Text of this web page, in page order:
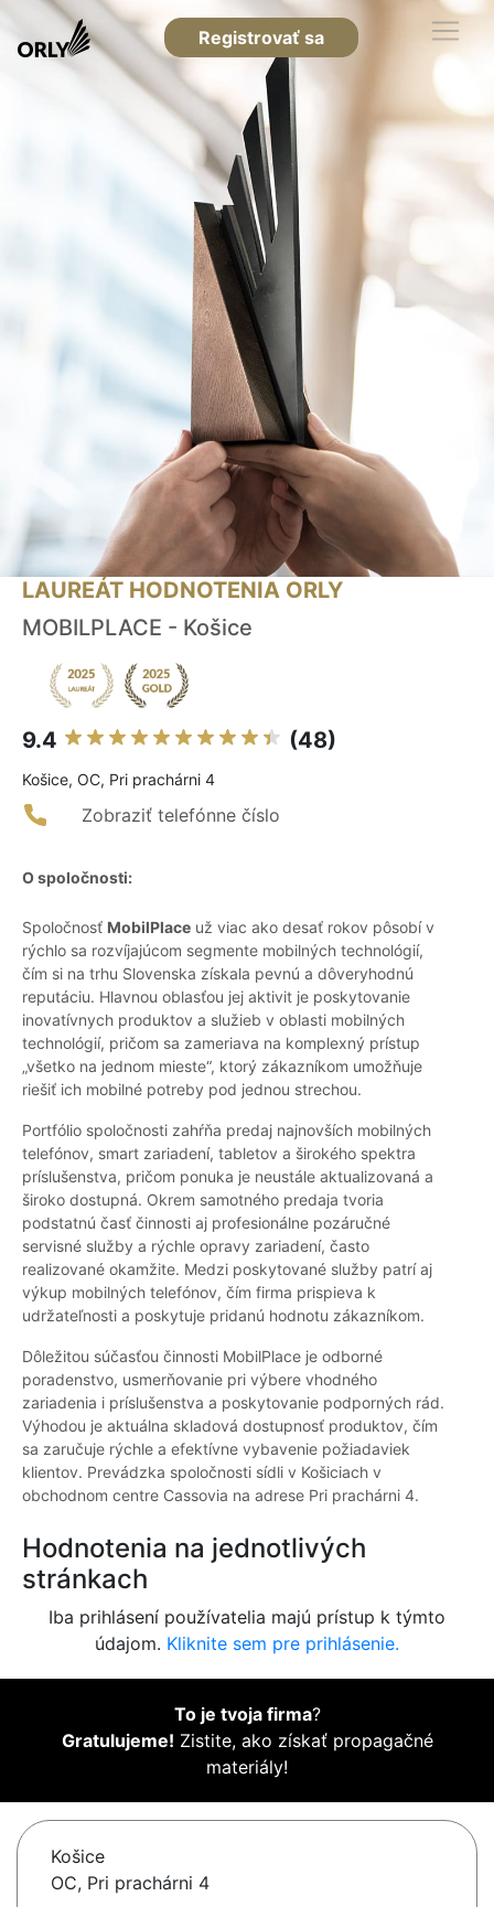
Registrovať sa
LAUREÁT HODNOTENIA ORLY
MOBILPLACE - Košice
9.4 (48)
Košice, OC, Pri prachárni 4
Zobraziť telefónne číslo
O spoločnosti:
Spoločnosť MobilPlace už viac ako desať rokov pôsobí v
rýchlo sa rozvíjajúcom segmente mobilných technológií,
čím si na trhu Slovenska získala pevnú a dôveryhodnú
reputáciu. Hlavnou oblasťou jej aktivit je poskytovanie
inovatívnych produktov a služieb v oblasti mobilných
technológií, pričom sa zameriava na komplexný prístup
„všetko na jednom mieste“, ktorý zákazníkom umožňuje
riešiť ich mobilné potreby pod jednou strechou.
Portfólio spoločnosti zahŕňa predaj najnovších mobilných
telefónov, smart zariadení, tabletov a širokého spektra
príslušenstva, pričom ponuka je neustále aktualizovaná a
široko dostupná. Okrem samotného predaja tvoria
podstatnú časť činnosti aj profesionálne pozáručné
servisné služby a rýchle opravy zariadení, často
realizované okamžite. Medzi poskytované služby patrí aj
výkup mobilných telefónov, čím firma prispieva k
udržateľnosti a poskytuje pridanú hodnotu zákazníkom.
Dôležitou súčasťou činnosti MobilPlace je odborné
poradenstvo, usmerňovanie pri výbere vhodného
zariadenia i príslušenstva a poskytovanie podporných rád.
Výhodou je aktuálna skladová dostupnosť produktov, čím
sa zaručuje rýchle a efektívne vybavenie požiadaviek
klientov. Prevádzka spoločnosti sídli v Košiciach v
obchodnom centre Cassovia na adrese Pri prachárni 4.
Hodnotenia na jednotlivých
stránkach
Iba prihlásení používatelia majú prístup k týmto
údajom. Kliknite sem pre prihlásenie.
To je tvoja firma?
Gratulujeme! Zistite, ako získať propagačné
materiály!
Košice
OC, Pri prachárni 4